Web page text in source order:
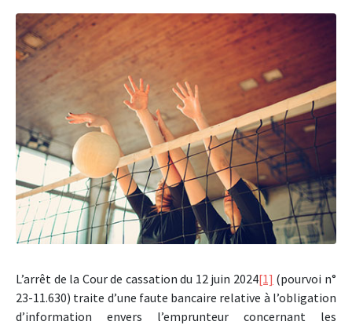
L’arrêt de la Cour de cassation du 12 juin 2024[1] (pourvoi n°
23-11.630) traite d’une faute bancaire relative à l’obligation
d’information envers l’emprunteur concernant les